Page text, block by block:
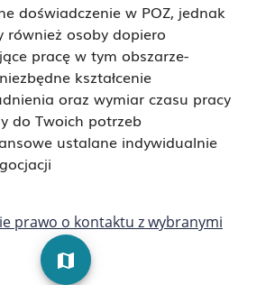
doświadczenie w POZ, jednak
również osoby dopiero
pracę w tym obszarze-
kształcenie
oraz wymiar czasu pracy
do Twoich potrzeb
ustalane indywidualnie
prawo o kontaktu z wybranymi
map